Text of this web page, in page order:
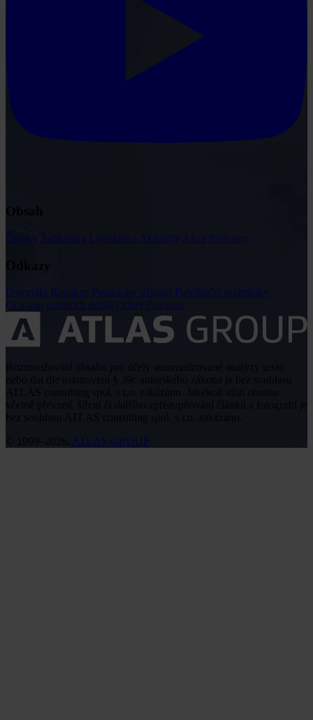
Články Judikatura Legislativa Aktuality Akce Podcasty
O portálu Redakce Podmínky užívání Publikační podmínky
Ochrana osobních údajů Odběr časopisu
včetně převzetí, šíření či dalšího zpřístupňování článků a fotografií je
ATLAS GROUP